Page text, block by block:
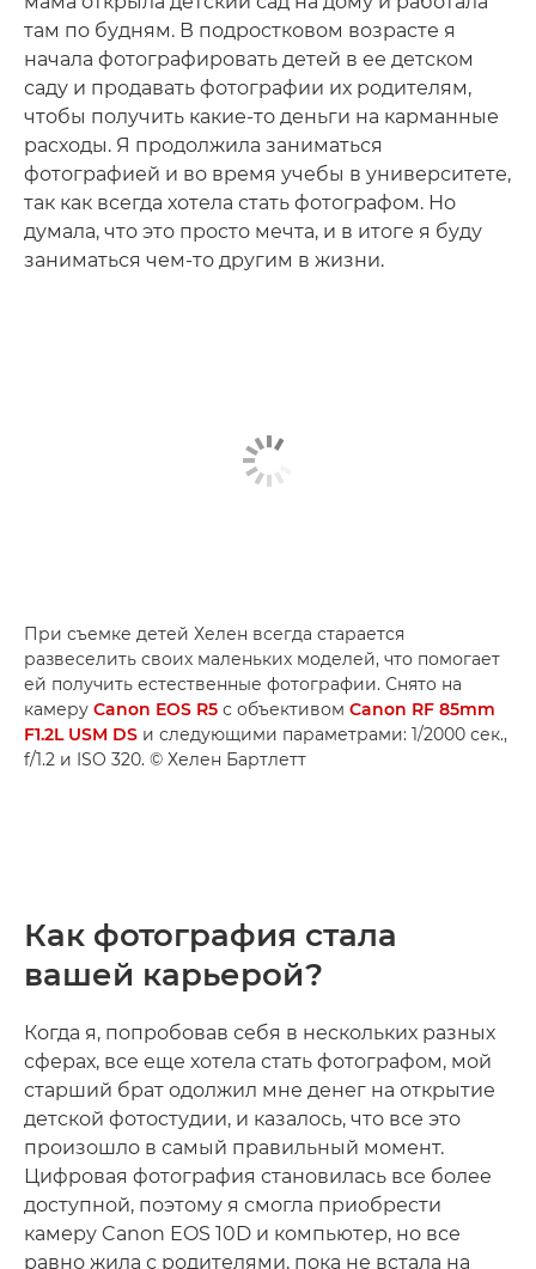
там по будням. В подростковом возрасте я
начала фотографировать детей в ее детском
саду и продавать фотографии их родителям,
чтобы получить какие-то деньги на карманные
расходы. Я продолжила заниматься
фотографией и во время учебы в университете,
так как всегда хотела стать фотографом. Но
думала, что это просто мечта, и в итоге я буду
заниматься чем-то другим в жизни.
При съемке детей Хелен всегда старается
развеселить своих маленьких моделей, что помогает
ей получить естественные фотографии. Снято на
камеру Canon EOS R5 с объективом Canon RF 85mm
F1.2L USM DS и следующими параметрами: 1/2000 сек.,
f/1.2 и ISO 320. © Хелен Бартлетт
Как фотография стала
вашей карьерой?
Когда я, попробовав себя в нескольких разных
сферах, все еще хотела стать фотографом, мой
старший брат одолжил мне денег на открытие
детской фотостудии, и казалось, что все это
произошло в самый правильный момент.
Цифровая фотография становилась все более
доступной, поэтому я смогла приобрести
камеру Canon EOS 10D и компьютер, но все
равно жила с родителями, пока не встала на